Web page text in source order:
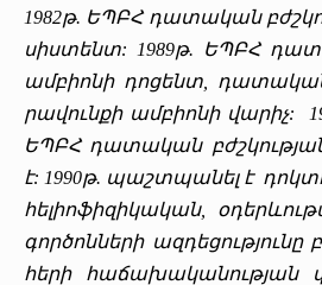
1982թ. ԵՊԲՀ դա­տա­կան
սիս­տենտ:
1989թ. ԵՊԲՀ
ամ­բիո­նի դո­ցենտ
րա­վուն­քի ամ­բիո­նի վա­րիչ:
ԵՊԲՀ դա­տա­կան
է: 1990թ. պաշտ­պա­նել է
հե­լիո­ֆի­զի­կա­կան,
գոր­ծոն­նե­րի ազ­դե­ցութ­յու­նը
հե­րի
հա­ճա­խա­կա­նութ­յան